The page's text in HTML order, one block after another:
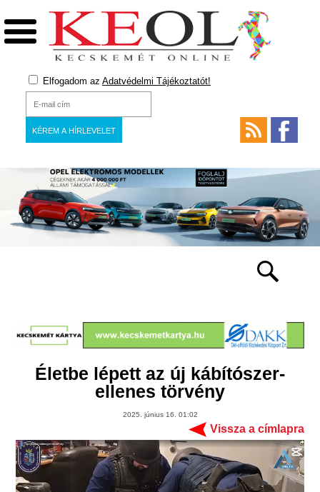
Elfogadom az Adatvédelmi Tájékoztatót!
Életbe lépett az új kábítószer-
ellenes törvény
2025. június 16. 01:02
Vissza a címlapra